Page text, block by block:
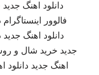
دانلود اهنگ جدید
فالوور اینستاگرام
دانلود اهنگ جدید
جدید خرید شال و
اهنگ جدید دانلود